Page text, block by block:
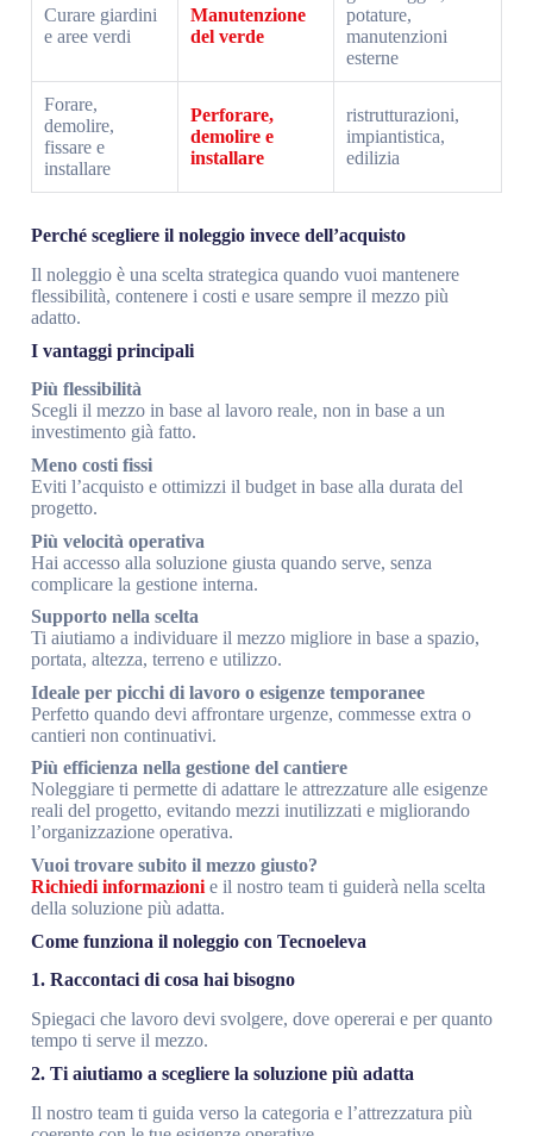
Curare giardini
e aree verdi
Manutenzione
del verde
potature,
manutenzioni
esterne
Forare,
demolire,
fissare e
installare
Perforare,
demolire e
installare
ristrutturazioni,
impiantistica,
edilizia
Perché scegliere il noleggio invece dell’acquisto
Il noleggio è una scelta strategica quando vuoi mantenere
flessibilità, contenere i costi e usare sempre il mezzo più
adatto.
I vantaggi principali
Più flessibilità
Scegli il mezzo in base al lavoro reale, non in base a un
investimento già fatto.
Meno costi fissi
Eviti l’acquisto e ottimizzi il budget in base alla durata del
progetto.
Più velocità operativa
Hai accesso alla soluzione giusta quando serve, senza
complicare la gestione interna.
Supporto nella scelta
Ti aiutiamo a individuare il mezzo migliore in base a spazio,
portata, altezza, terreno e utilizzo.
Ideale per picchi di lavoro o esigenze temporanee
Perfetto quando devi affrontare urgenze, commesse extra o
cantieri non continuativi.
Più efficienza nella gestione del cantiere
Noleggiare ti permette di adattare le attrezzature alle esigenze
reali del progetto, evitando mezzi inutilizzati e migliorando
l’organizzazione operativa.
Vuoi trovare subito il mezzo giusto?
Richiedi informazioni e il nostro team ti guiderà nella scelta
della soluzione più adatta.
Come funziona il noleggio con Tecnoeleva
1. Raccontaci di cosa hai bisogno
Spiegaci che lavoro devi svolgere, dove opererai e per quanto
tempo ti serve il mezzo.
2. Ti aiutiamo a scegliere la soluzione più adatta
Il nostro team ti guida verso la categoria e l’attrezzatura più